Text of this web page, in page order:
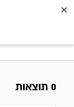
0 תוצאות